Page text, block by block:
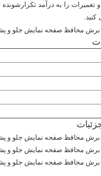
و تعمیرات را به درآمد
کنید.